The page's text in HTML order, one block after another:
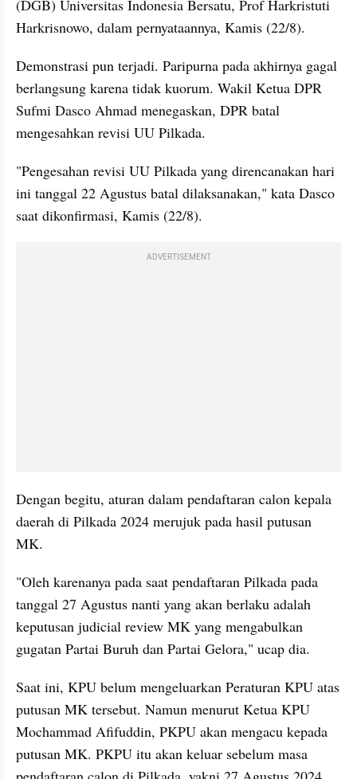
(DGB) Universitas Indonesia Bersatu, Prof Harkristuti
Harkrisnowo, dalam pernyataannya, Kamis (22/8).
Demonstrasi pun terjadi. Paripurna pada akhirnya gagal
berlangsung karena tidak kuorum. Wakil Ketua DPR
Sufmi Dasco Ahmad menegaskan, DPR batal
mengesahkan revisi UU Pilkada.
"Pengesahan revisi UU Pilkada yang direncanakan hari
ini tanggal 22 Agustus batal dilaksanakan," kata Dasco
saat dikonfirmasi, Kamis (22/8).
ADVERTISEMENT
Dengan begitu, aturan dalam pendaftaran calon kepala
daerah di Pilkada 2024 merujuk pada hasil putusan
MK.
"Oleh karenanya pada saat pendaftaran Pilkada pada
tanggal 27 Agustus nanti yang akan berlaku adalah
keputusan judicial review MK yang mengabulkan
gugatan Partai Buruh dan Partai Gelora," ucap dia.
Saat ini, KPU belum mengeluarkan Peraturan KPU atas
putusan MK tersebut. Namun menurut Ketua KPU
Mochammad Afifuddin, PKPU akan mengacu kepada
putusan MK. PKPU itu akan keluar sebelum masa